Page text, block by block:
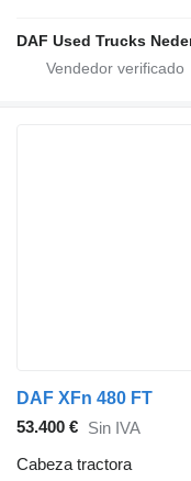
DAF Used Trucks
DAF XFn 480 FT
53.400 € Sin IVA
Cabeza tractora